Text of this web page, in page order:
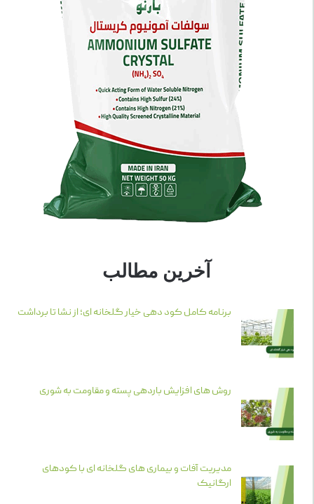
آخرین مطالب
برنامه کامل کود دهی خیار گلخانه ای؛ از نشا تا برداشت
روش های افزایش باردهی پسته و مقاومت به شوری
مدیریت آفات و بیماری های گلخانه ای با کودهای
ارگانیک